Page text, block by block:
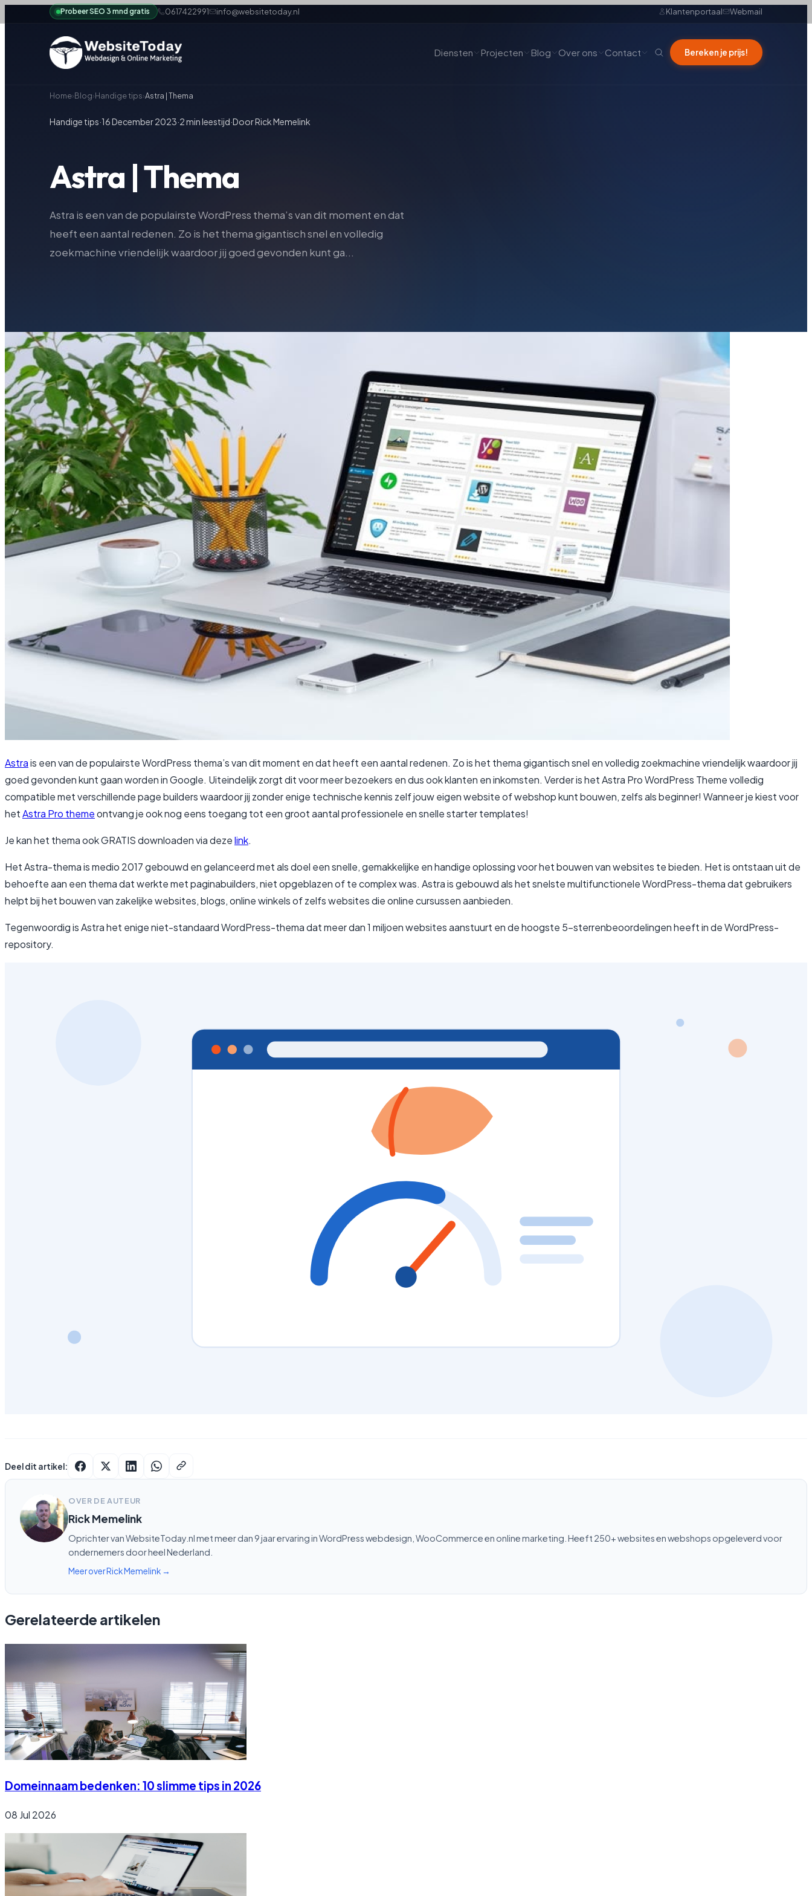
Probeer SEO 3 mnd gratis 0617422991 info@websitetoday.nl Klantenportaal Webmail
Diensten Projecten Blog Over ons Contact Bereken je prijs!
Home›Blog›Handige tips›Astra | Thema
Handige tips·16 December 2023·2 min leestijd·Door Rick Memelink
Astra | Thema
Astra is een van de populairste WordPress thema’s van dit moment en dat
heeft een aantal redenen. Zo is het thema gigantisch snel en volledig
zoekmachine vriendelijk waardoor jij goed gevonden kunt ga...
Astrais een van de populairste WordPress thema’s van dit moment en dat heeft een aantal redenen. Zo is het thema gigantisch snel en volledig zoekmachine vriendelijk waardoor jij
goed gevonden kunt gaan worden in Google. Uiteindelijk zorgt dit voor meer bezoekers en dus ook klanten en inkomsten. Verder is het Astra Pro WordPress Theme volledig
compatible met verschillende page builders waardoor jij zonder enige technische kennis zelf jouw eigen website of webshop kunt bouwen, zelfs als beginner! Wanneer je kiest voor
hetAstra Pro themeontvang je ook nog eens toegang tot een groot aantal professionele en snelle starter templates!
Je kan het thema ook GRATIS downloaden via dezelink.
Het Astra-thema is medio 2017 gebouwd en gelanceerd met als doel een snelle, gemakkelijke en handige oplossing voor het bouwen van websites te bieden. Het is ontstaan uit de
behoefte aan een thema dat werkte met paginabuilders, niet opgeblazen of te complex was. Astra is gebouwd als het snelste multifunctionele WordPress-thema dat gebruikers
helpt bij het bouwen van zakelijke websites, blogs, online winkels of zelfs websites die online cursussen aanbieden.
Tegenwoordig is Astra het enige niet-standaard WordPress-thema dat meer dan 1 miljoen websites aanstuurt en de hoogste 5-sterrenbeoordelingen heeft in de WordPress-
repository.
Deel dit artikel:
OVER DE AUTEUR
Rick Memelink
Oprichter van WebsiteToday.nl met meer dan 9 jaar ervaring in WordPress webdesign, WooCommerce en online marketing. Heeft 250+ websites en webshops opgeleverd voor
ondernemers door heel Nederland.
Meer over Rick Memelink →
Gerelateerde artikelen
Domeinnaam bedenken: 10 slimme tips in 2026
08 Jul 2026